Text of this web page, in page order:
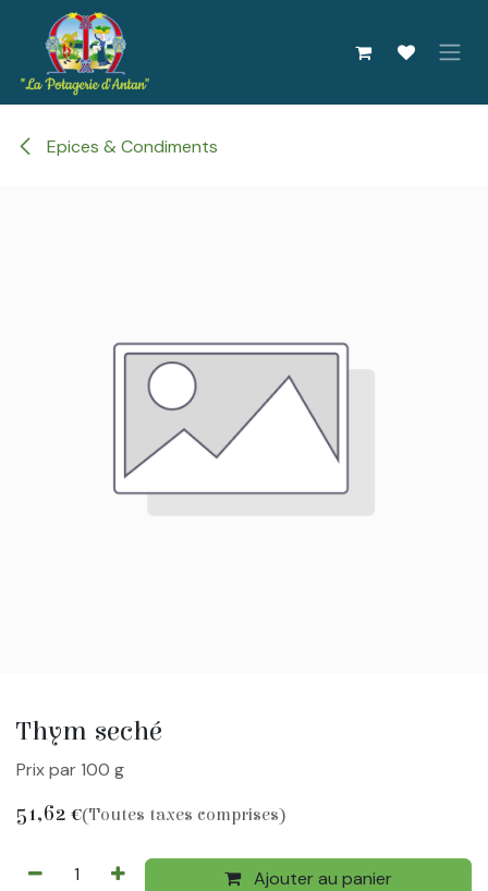
Se rendre au contenu
Epices & Condiments
Thym seché
Prix par 100 g
51,62 €(Toutes taxes comprises)
Ajouter au panier